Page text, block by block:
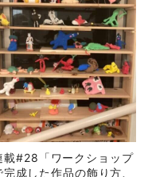
載#28「ワークショップ
完成した作品の飾り方、